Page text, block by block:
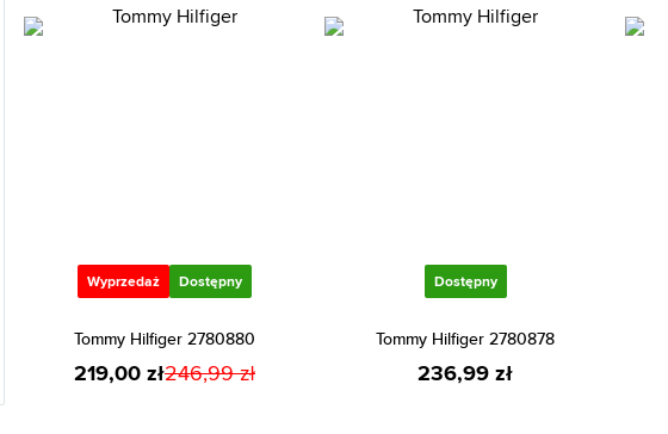
Wyprzedaż Dostępny
Tommy Hilfiger 2780880
219,00 zł246,99 zł
Dostępny
Tommy Hilfiger 2780878
236,99 zł